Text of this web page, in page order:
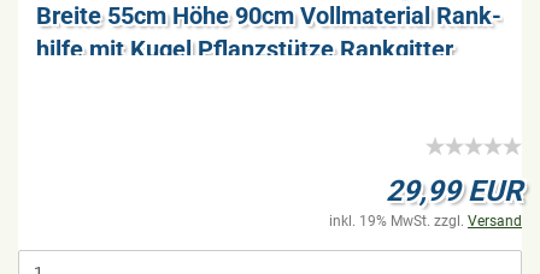
Brei­te 55cm Höhe 90cm Voll­ma­te­ri­al Rank­
hil­fe mit Kugel Pflanz­stüt­ze Rank­git­ter
29,99 EUR
inkl. 19% MwSt. zzgl. Versand